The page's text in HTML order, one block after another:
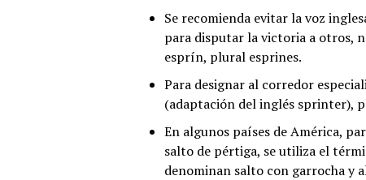
Se recomienda evitar la voz
para disputar la victoria a otros,
esprín, plural esprines.
Para designar al corredor
(adaptación del inglés sprinter),
En algunos países de América,
salto de pértiga, se utiliza el
denominan salto con garrocha y